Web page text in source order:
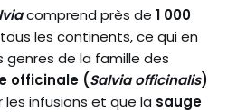
comprend près de 1 000
les continents, ce qui en
genres de la famille des
officinale (Salvia officinalis)
infusions et que la sauge